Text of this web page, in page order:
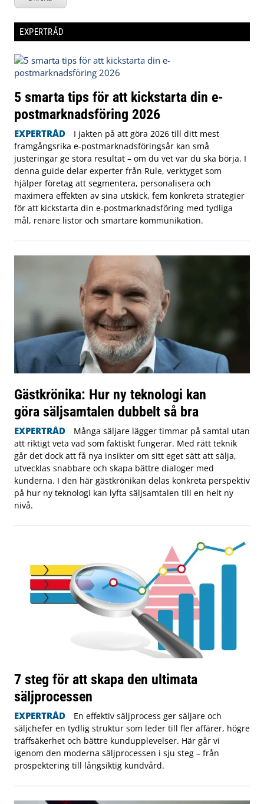
EXPERTRÅD
5 smarta tips för att kickstarta din e-
postmarknadsföring 2026
EXPERTRÅD
I jakten på att göra 2026 till ditt mest
framgångsrika e-postmarknadsföringsår kan små
justeringar ge stora resultat – om du vet var du ska börja. I
denna guide delar experter från Rule, verktyget som
hjälper företag att segmentera, personalisera och
maximera effekten av sina utskick, fem konkreta strategier
för att kickstarta din e-postmarknadsföring med tydliga
mål, renare listor och smartare kommunikation.
Gästkrönika: Hur ny teknologi kan
göra säljsamtalen dubbelt så bra
EXPERTRÅD
Många säljare lägger timmar på samtal utan
att riktigt veta vad som faktiskt fungerar. Med rätt teknik
går det dock att få nya insikter om sitt eget sätt att sälja,
utvecklas snabbare och skapa bättre dialoger med
kunderna. I den här gästkrönikan delas konkreta perspektiv
på hur ny teknologi kan lyfta säljsamtalen till en helt ny
nivå.
7 steg för att skapa den ultimata
säljprocessen
EXPERTRÅD
En effektiv säljprocess ger säljare och
säljchefer en tydlig struktur som leder till fler affärer, högre
träffsäkerhet och bättre kundupplevelser. Här går vi
igenom den moderna säljprocessen i sju steg – från
prospektering till långsiktig kundvård.